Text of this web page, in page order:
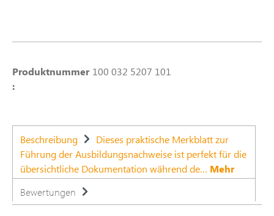
Produktnummer
:
100 032 5207 101
Beschreibung
Dieses praktische Merkblatt zur
Führung der Ausbildungsnachweise ist perfekt für die
übersichtliche Dokumentation während de… Mehr
Bewertungen